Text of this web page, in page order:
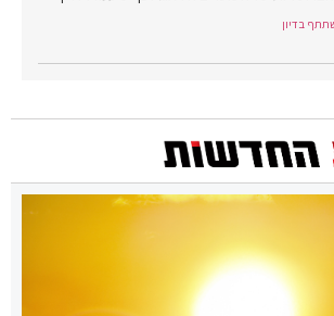
בדיון